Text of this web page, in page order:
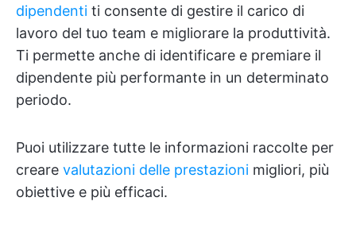
dipendenti ti consente di gestire il carico di
lavoro del tuo team e migliorare la produttività.
Ti permette anche di identificare e premiare il
dipendente più performante in un determinato
periodo.
Puoi utilizzare tutte le informazioni raccolte per
creare valutazioni delle prestazioni migliori, più
obiettive e più efficaci.